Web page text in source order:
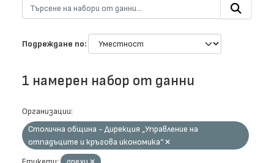
Подреждане по
1 намерен набор от данни
Организации:
Столична община - Дирекция „Управление на
отпадъците и кръгова икономика“